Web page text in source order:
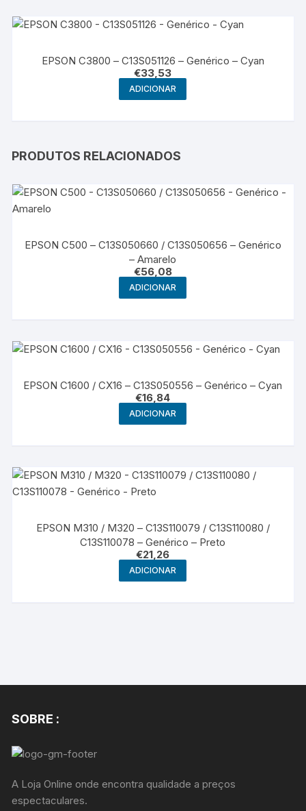
EPSON C3800 – C13S051126 – Genérico – Cyan
€33,53
ADICIONAR
PRODUTOS RELACIONADOS
EPSON C500 – C13S050660 / C13S050656 – Genérico
– Amarelo
€56,08
ADICIONAR
EPSON C1600 / CX16 – C13S050556 – Genérico – Cyan
€16,84
ADICIONAR
EPSON M310 / M320 – C13S110079 / C13S110080 /
C13S110078 – Genérico – Preto
€21,26
ADICIONAR
SOBRE :
A Loja Online onde encontra qualidade a preços
espectaculares.